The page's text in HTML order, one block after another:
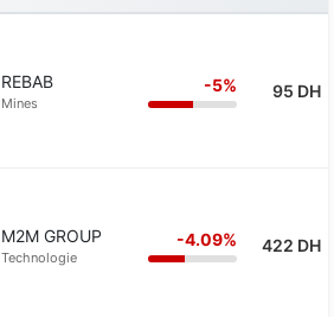
REBAB
Mines
-5% 95 DH
M2M GROUP
Technologie
-4.09% 422 DH